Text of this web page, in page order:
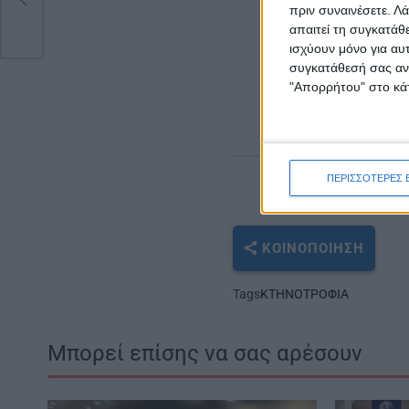
πριν συναινέσετε.
απαιτεί τη
ισχύουν μόνο για
συγκατάθεσή σας
"Απορρήτου" στο
ΠΕΡΙΣΣΟΤΕΡΕΣ
Αντίγραφο
εταιρία
Φωτοτυπία
ΚΟΙΝΟΠΟΊΗΣΗ
TagsΚΤΗΝΟΤΡΟΦΙΑ
Μπορεί επίσης να σας αρέσουν